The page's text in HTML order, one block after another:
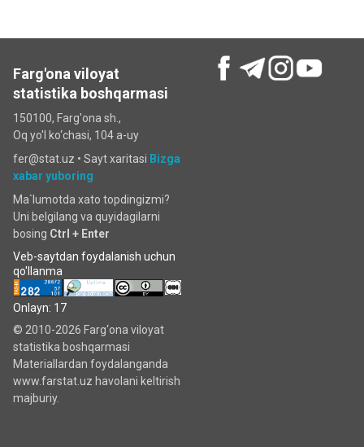
Farg'ona viloyat
statistika boshqarmasi
150100, Farg'ona sh.,
Oq yo'l ko‘chаsi, 104 a-uy
fer@stat.uz • Sayt xaritasi Bizga
xabar yuboring
Ma`lumotda xato topdingizmi?
Uni belgilang va quyidagilarni
bosing Ctrl + Enter
Veb-saytdan foydalanish uchun
qo'llanma
Onlayn: 17
© 2010-2026 Farg‘ona viloyat
statistika boshqarmasi
Materiallardan foydalanganda
www.farstat.uz havolani keltirish
majburiy.